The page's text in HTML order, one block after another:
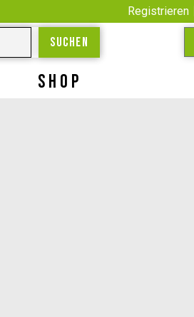
Registrieren
Suchen
SHOP